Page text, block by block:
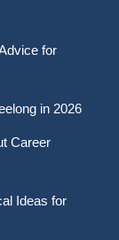
for
in 2026
Career
Ideas for